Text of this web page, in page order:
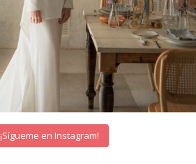
¡Sígueme en Instagram!